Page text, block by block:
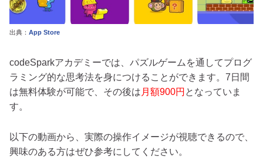
出典： App Store
codeSparkアカデミーでは、パズルゲームを通してプログ
ラミング的な思考法を身につけることができます。7日間
は無料体験が可能で、その後は 月額900円 となっていま
す。
以下の動画から、実際の操作イメージが視聴できるので、
興味のある方はぜひ参考にしてください。